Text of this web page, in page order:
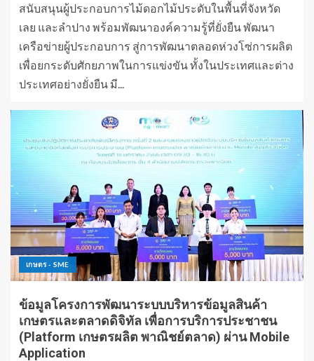
สนับสนุนผู้ประกอบการไม้ดอกไม้ประดับในพื้นที่จังหวัด
เลย และลำปาง พร้อมพัฒนาองค์ความรู้ที่ยั่งยืน พัฒนา
เครือข่ายผู้ประกอบการ สู่การพัฒนาตลอดห่วงโซ่การผลิต
เพื่อยกระดับศักยภาพในการแข่งขัน ทั้งในประเทศและต่าง
ประเทศอย่างยั่งยืน มี...
เกษตร - SME
ข้อมูลโครงการพัฒนาระบบบริหารข้อมูลสินค้า
เกษตรและตลาดดิจิทัล เพื่อการบริการประชาชน
(Platform เกษตรผลิต พาณิชย์ตลาด) ผ่าน Mobile
Application